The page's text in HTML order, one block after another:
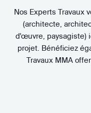
Nos Experts Travaux
(architecte,
d'œuvre, paysagiste)
projet. Bénéficiez
Travaux MMA